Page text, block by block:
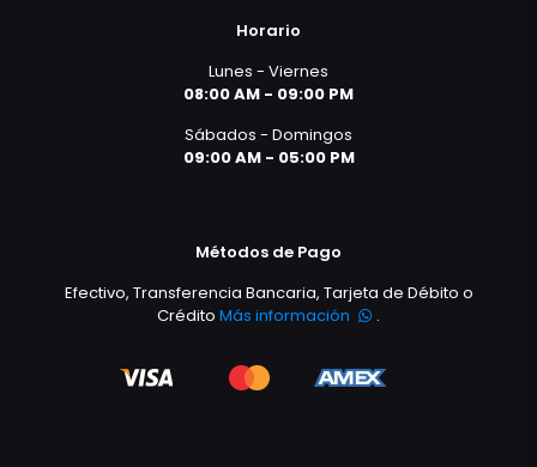
Horario
Lunes - Viernes
08:00 AM - 09:00 PM
Sábados - Domingos
09:00 AM - 05:00 PM
Métodos de Pago
Efectivo, Transferencia Bancaria, Tarjeta de Débito o
CréditoMás información .